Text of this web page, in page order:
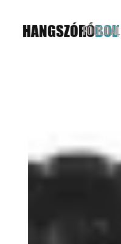
HANGSZÓRÓBOLT
FŐOLDAL